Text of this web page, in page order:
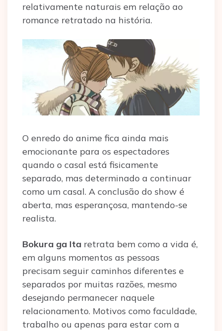
relativamente naturais em relação ao
romance retratado na história.
O enredo do anime fica ainda mais
emocionante para os espectadores
quando o casal está fisicamente
separado, mas determinado a continuar
como um casal. A conclusão do show é
aberta, mas esperançosa, mantendo-se
realista.
Bokura ga Ita retrata bem como a vida é,
em alguns momentos as pessoas
precisam seguir caminhos diferentes e
separados por muitas razões, mesmo
desejando permanecer naquele
relacionamento. Motivos como faculdade,
trabalho ou apenas para estar com a